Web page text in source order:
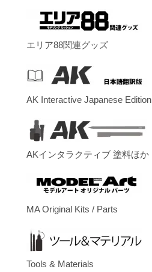
エリア88関連グッズ
AK Interactive Japanese Edition
AKインタラクティブ 塗料ほか
MA Original Kits / Parts
Tools & Materials